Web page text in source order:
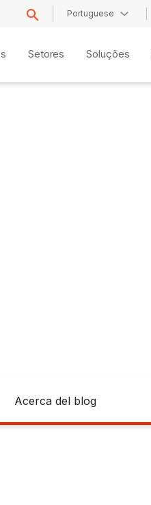
Portuguese
Setores Soluções
Acerca del blog